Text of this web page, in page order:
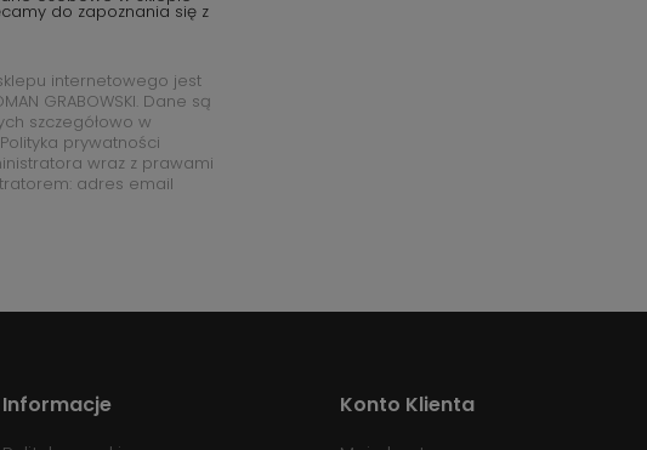
do zapoznania się z
internetowego jest
GRABOWSKI. Dane są
szczegółowo w
prywatności
wraz z prawami
adres email
Informacje Konto Klienta